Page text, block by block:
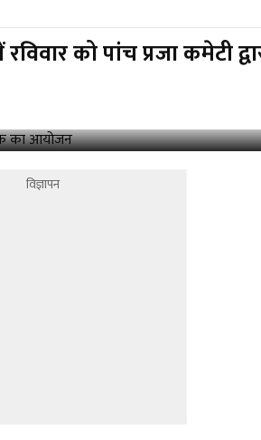
को पांच प्रजा कमेटी
विज्ञापन